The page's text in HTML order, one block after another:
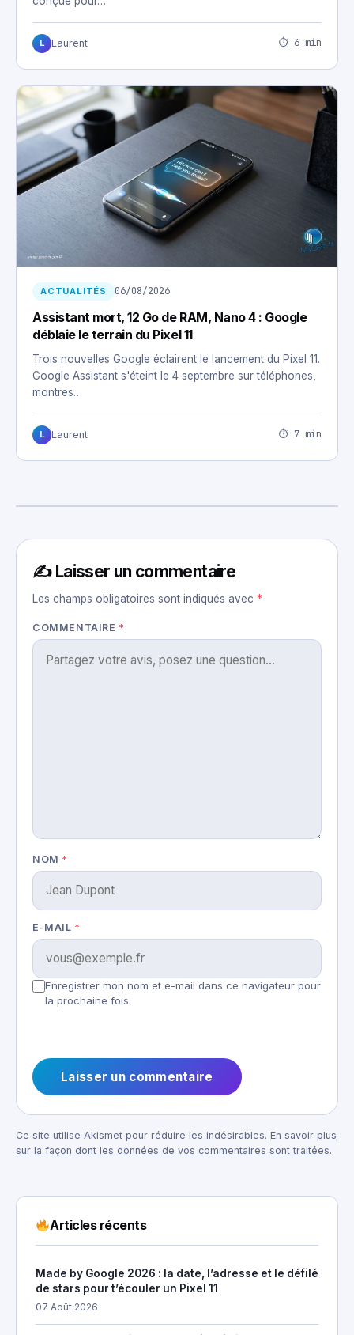
L Laurent ⏱ 6 min
ACTUALITÉS 06/08/2026
Assistant mort, 12 Go de RAM, Nano 4 : Google
déblaie le terrain du Pixel 11
Trois nouvelles Google éclairent le lancement du Pixel 11.
Google Assistant s'éteint le 4 septembre sur téléphones,
montres…
L Laurent ⏱ 7 min
✍️ Laisser un commentaire
Les champs obligatoires sont indiqués avec *
COMMENTAIRE *
NOM *
E-MAIL *
Enregistrer mon nom et e-mail dans ce navigateur pour
la prochaine fois.
Ce site utilise Akismet pour réduire les indésirables. En savoir plus
sur la façon dont les données de vos commentaires sont traitées.
Articles récents
Made by Google 2026 : la date, l’adresse et le défilé
de stars pour t’écouler un Pixel 11
07 Août 2026